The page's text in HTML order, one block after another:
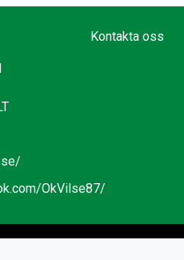
OkVilse87/
Kontakta oss